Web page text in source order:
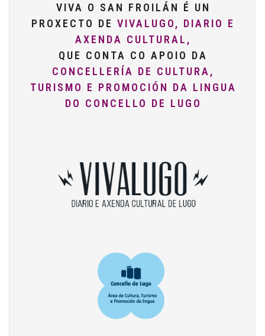
VIVA O SAN FROILÁN É UN
PROXECTO DE VIVALUGO, DIARIO E
AXENDA CULTURAL,
QUE CONTA CO APOIO DA
CONCELLERÍA DE CULTURA,
TURISMO E PROMOCIÓN DA LINGUA
DO CONCELLO DE LUGO